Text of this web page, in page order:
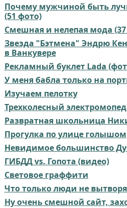
Почему мужчиной быть
(51 фото)
Смешная и нелепая мода
Звезда "Бэтмена" Эндрю
в Ванкувере
Рекламный буклет Lada
У меня бабла только на
Изучаем пелотку
Трехколесный
Развратная школьница
Прогулка по улице голышом
Невидимое большинство
ГИБДД vs. Гопота (видео)
Световое граффити
Что только люди не
Ну очень смешной сайт,